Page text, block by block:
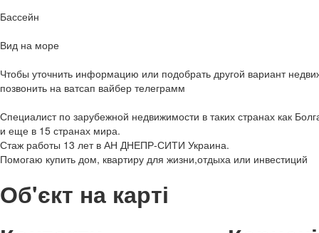
Бассейн
Вид на море
Чтобы уточнить информацию или подобрать другой вариант
позвонить на ватсап вайбер телеграмм
Специалист по зарубежной недвижимости в таких странах как
и еще в 15 странах мира.
Стаж работы 13 лет в АН ДНЕПР-СИТИ Украина.
Помогаю купить дом, квартиру для жизни,отдыха или инвестиций
Об'єкт на карті